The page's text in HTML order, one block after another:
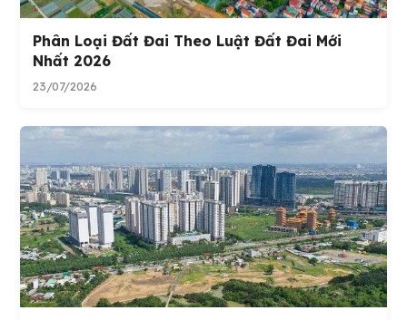
Phân Loại Đất Đai Theo Luật Đất Đai Mới
Nhất 2026
23/07/2026